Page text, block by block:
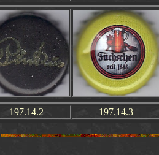
197.14.2 197.14.3